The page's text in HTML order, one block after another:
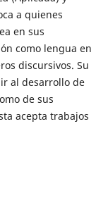
a quienes
en sus
como lengua en
discursivos. Su
al desarrollo de
de sus
acepta trabajos